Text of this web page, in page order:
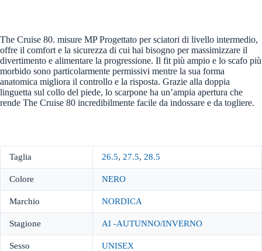
The Cruise 80. misure MP Progettato per sciatori di livello intermedio,
offre il comfort e la sicurezza di cui hai bisogno per massimizzare il
divertimento e alimentare la progressione. Il fit più ampio e lo scafo più
morbido sono particolarmente permissivi mentre la sua forma
anatomica migliora il controllo e la risposta. Grazie alla doppia
linguetta sul collo del piede, lo scarpone ha un’ampia apertura che
rende The Cruise 80 incredibilmente facile da indossare e da togliere.
Taglia 26.5, 27.5, 28.5
Colore NERO
Marchio NORDICA
Stagione AI -AUTUNNO/INVERNO
Sesso UNISEX